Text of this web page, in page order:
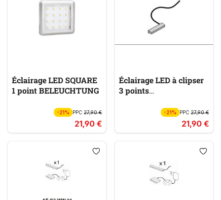
Éclairage LED SQUARE
1 point BELEUCHTUNG
-21% PPC 27,90 €
21,90 €
Éclairage LED à clipser
3 points
-21% PPC27,90 €
21,90 €